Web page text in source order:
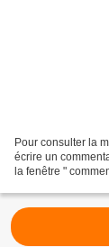
Pour consulter la
écrire un
la fenêtre "